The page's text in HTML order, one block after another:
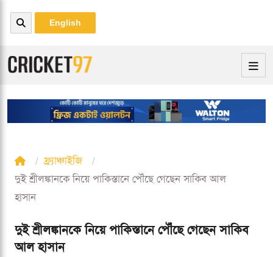
English
ফ্র্যাঞ্চাইজি
দুই শ্রীলঙ্কানকে নিয়ে পাকিস্তানে পৌঁছে গেছেন সাকিব আল
হাসান
দুই শ্রীলঙ্কানকে নিয়ে পাকিস্তানে পৌঁছে গেছেন সাকিব
আল হাসান